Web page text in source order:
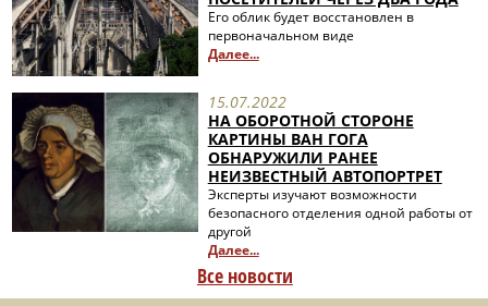
Его облик будет восстановлен в
первоначальном виде
Далее...
15.07.2022
НА ОБОРОТНОЙ СТОРОНЕ
КАРТИНЫ ВАН ГОГА
ОБНАРУЖИЛИ РАНЕЕ
НЕИЗВЕСТНЫЙ АВТОПОРТРЕТ
Эксперты изучают возможности
безопасного отделения одной работы от
другой
Далее...
Все новости